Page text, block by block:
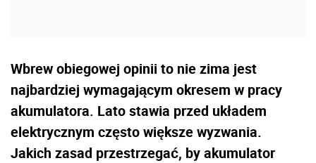
Wbrew obiegowej opinii to nie zima jest
najbardziej wymagającym okresem w pracy
akumulatora. Lato stawia przed układem
elektrycznym często większe wyzwania.
Jakich zasad przestrzegać, by akumulator